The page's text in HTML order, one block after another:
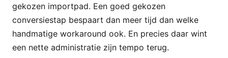
gekozen importpad. Een goed gekozen
conversiestap bespaart dan meer tijd dan welke
handmatige workaround ook. En precies daar wint
een nette administratie zijn tempo terug.